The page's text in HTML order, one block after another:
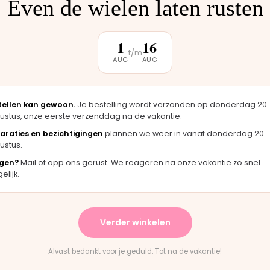
er
"Langsgekomen in Moordrecht en het
onderdeel werd er direct opgezet. Klaar
terwijl je wacht."
Bas · Joolz duwstang
instructies waren duidelijk."
"Persoonlijk contact,
en eerlijk advies.
Rick · Bugaboo onderdeel
Even de wielen laten rusten
1
AUG
t/m16
AUG
kan gewoon. Je bestelling wordt verzonden op donderdag 20
onze eerste verzenddag na de vakantie.
en bezichtigingen plannen we weer in vanaf donderdag 20
Mail of app ons gerust. We reageren na onze vakantie zo snel
Verder winkelen
Alvast bedankt voor je geduld. Tot na de vakantie!